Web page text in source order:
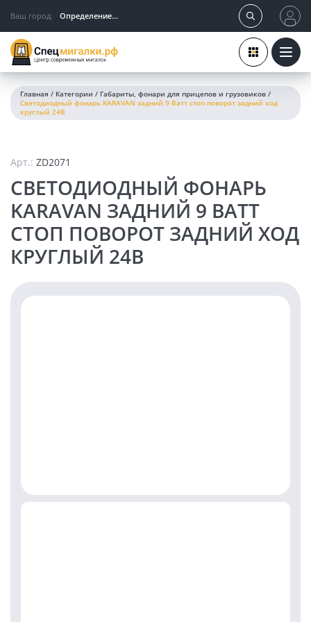
Ваш город: Определение...
Главная / Категории / Габариты, фонари для прицепов и грузовиков /
Светодиодный фонарь KARAVAN задний 9 Ватт стоп поворот задний ход
круглый 24В
Арт.: ZD2071
СВЕТОДИОДНЫЙ ФОНАРЬ
KARAVAN ЗАДНИЙ 9 ВАТТ
СТОП ПОВОРОТ ЗАДНИЙ ХОД
КРУГЛЫЙ 24В